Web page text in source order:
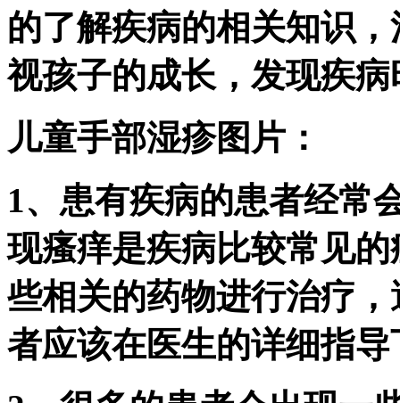
的了解疾病的相关知识
视孩子的成长，发现疾
儿童手部湿疹图片：
1、患有疾病的患者经常
现瘙痒是疾病比较常见
些相关的药物进行治疗
者应该在医生的详细指